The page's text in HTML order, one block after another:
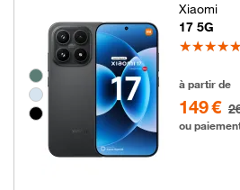
Groupe de couleurs disponibles non
Xiaomi
17 5G
à partir de
149 €
ou